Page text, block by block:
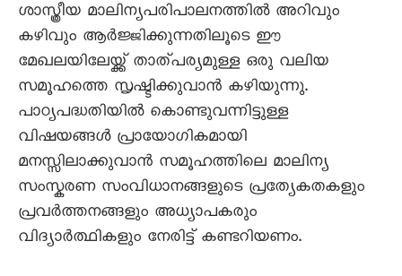
ശാസ്ത്രീയ മാലിന്യപരിപാലനത്തിൽ അറിവും
കഴിവും ആർജ്ജിക്കുന്നതിലൂടെ ഈ
മേഖലയിലേയ്ക്ക് താത്പര്യമുള്ള ഒരു വലിയ
സമൂഹത്തെ സൃഷ്ടിക്കുവാൻ കഴിയുന്നു.
പാഠ്യപദ്ധതിയിൽ കൊണ്ടുവന്നിട്ടുള്ള
വിഷയങ്ങൾ പ്രായോഗികമായി
മനസ്സിലാക്കുവാൻ സമൂഹത്തിലെ മാലിന്യ
സംസ്കരണ സംവിധാനങ്ങളുടെ പ്രത്യേകതകളും
പ്രവർത്തനങ്ങളും അധ്യാപകരും
വിദ്യാർത്ഥികളും നേരിട്ട് കണ്ടറിയണം.